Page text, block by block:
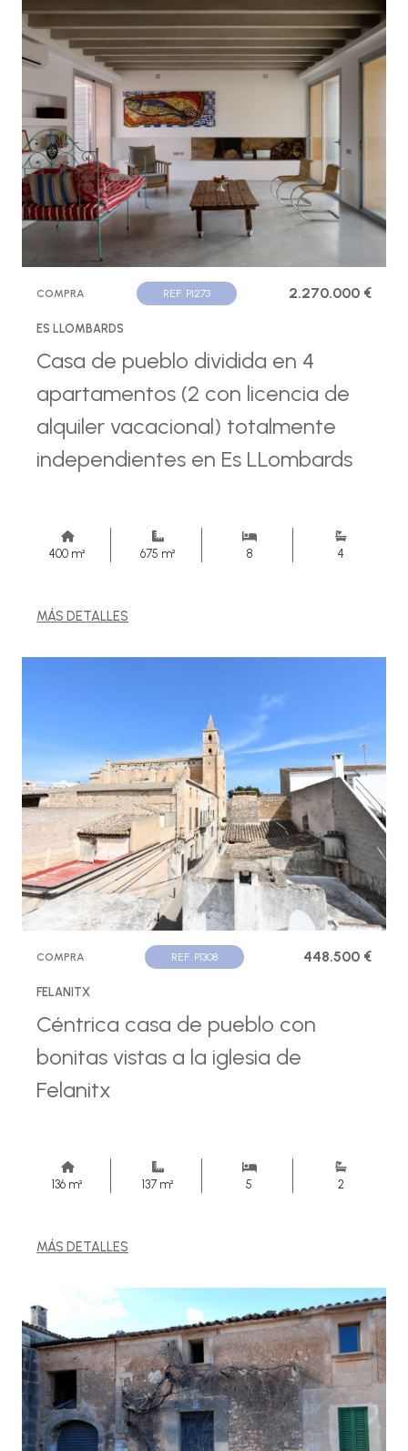
COMPRA REF. P1273 2.270.000 €
ES LLOMBARDS
Casa de pueblo dividida en 4
apartamentos (2 con licencia de
alquiler vacacional) totalmente
independientes en Es LLombards
400 m² 675 m² 8 4
MÁS DETALLES
COMPRA REF. P1308 448.500 €
FELANITX
Céntrica casa de pueblo con
bonitas vistas a la iglesia de
Felanitx
136 m² 137 m² 5 2
MÁS DETALLES